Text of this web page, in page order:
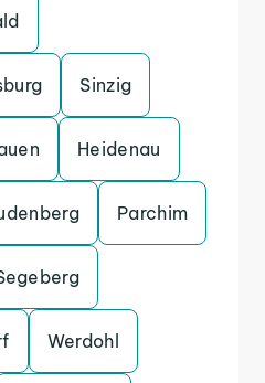
Sinzig
Heidenau
Parchim
Werdohl